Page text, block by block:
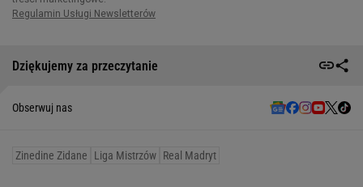
Dziękujemy za przeczytanie
Obserwuj nas
Zinedine Zidane Liga Mistrzów Real Madryt